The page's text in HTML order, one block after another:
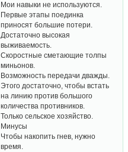
Мои навыки не используются.
Первые этапы поединка
приносят большие потери.
Достаточно высокая
выживаемость.
Скоростные сметающие толпы
миньонов.
Возможность передачи дважды.
Этого достаточно, чтобы встать
на линию против большого
количества противников.
Только сельское хозяйство.
Минусы
Чтобы накопить гнев, нужно
время.